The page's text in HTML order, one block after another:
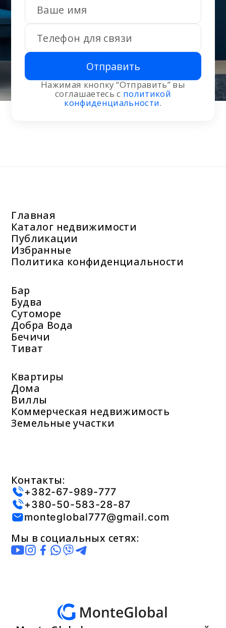
Отправить
Нажимая кнопку “Отправить” вы
соглашаетесь с политикой
конфиденциальности.
Главная
Каталог недвижимости
Публикации
Избранные
Политика конфиденциальности
Бар
Будва
Сутоморе
Добра Вода
Бечичи
Тиват
Квартиры
Дома
Виллы
Коммерческая недвижимость
Земельные участки
Контакты:
+382-67-989-777
+380-50-583-28-87
monteglobal777@gmail.com
Мы в социальных сетях: